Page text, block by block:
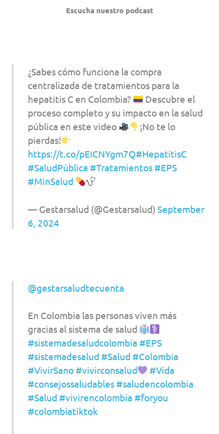
Escucha nuestro podcast
¿Sabes cómo funciona la compra
centralizada de tratamientos para la
hepatitis C en Colombia?
Descubre el
proceso completo y su impacto en la salud
pública en este video
¡No te lo
pierdas!
https://t.co/pEICNYgm7Q#HepatitisC
#SaludPública #Tratamientos #EPS
#MinSalud
— Gestarsalud (@Gestarsalud) September
6, 2024
@gestarsaludtecuenta
En Colombia las personas viven más
gracias al sistema de salud
#sistemadesaludcolombia #EPS
#sistemadesalud #Salud #Colombia
#VivirSano #vivirconsalud
#Vida
#consejossaludables #saludencolombia
#Salud #vivirencolombia #foryou
#colombiatiktok